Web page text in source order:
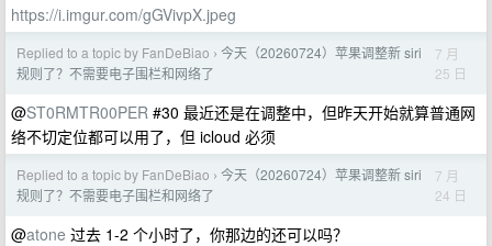
https://i.imgur.com/gGVivpX.jpeg
Replied to a topic by FanDeBiao › 今天（20260724）苹果调整新 siri
规则了？不需要电子围栏和网络了
7 月
25 日
@ST0RMTR00PER #30 最近还是在调整中，但昨天开始就算普通网
络不切定位都可以用了，但 icloud 必须
Replied to a topic by FanDeBiao › 今天（20260724）苹果调整新 siri
规则了？不需要电子围栏和网络了
7 月
24 日
@atone 过去 1-2 个小时了，你那边的还可以吗？